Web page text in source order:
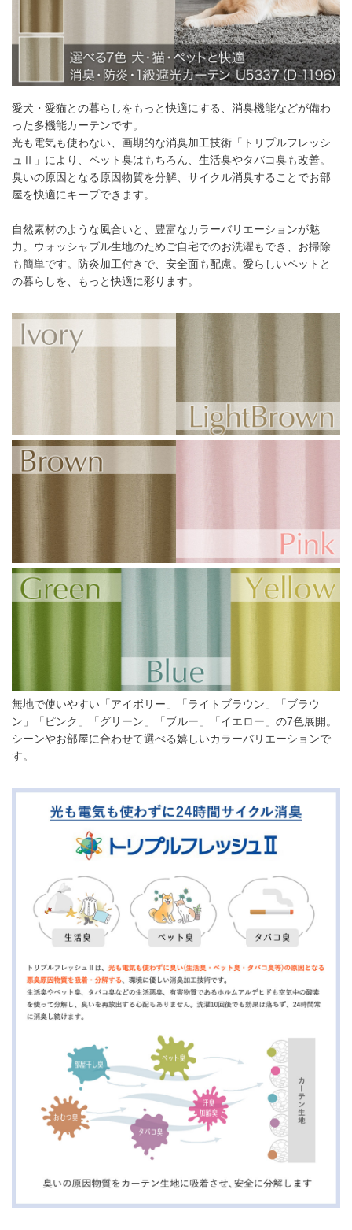
91～200 201～300 301～400
55～
9,900円 19,800円 29,700円 39,600円
200
11,550円 23,100円 34,650円 46,200円
201～
260
13,750円 27,500円 41,250円 55,000円
幅91cm以上のサイズをご注文の場合は生地に幅継ぎが入りま
す。
2倍ヒダ
フラット
愛犬・愛猫との暮らしをもっと快適にする、消臭機能などが備わ
った多機能カーテンです。
光も電気も使わない、画期的な消臭加工技術「トリプルフレッシ
ュⅡ」により、ペット臭はもちろん、生活臭やタバコ臭も改善。
臭いの原因となる原因物質を分解、サイクル消臭することでお部
屋を快適にキープできます。
自然素材のような風合いと、豊富なカラーバリエーションが魅
力。ウォッシャブル生地のためご自宅でのお洗濯もでき、お掃除
も簡単です。防炎加工付きで、安全面も配慮。愛らしいペットと
の暮らしを、もっと快適に彩ります。
無地で使いやすい「アイボリー」「ライトブラウン」「ブラウ
ン」「ピンク」「グリーン」「ブルー」「イエロー」の7色展開。
シーンやお部屋に合わせて選べる嬉しいカラーバリエーションで
す。